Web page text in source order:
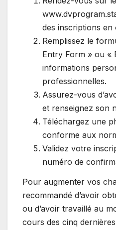
des inscriptions en
Remplissez le
Entry Form » ou «
informations
professionnelles.
Assurez-vous
et renseignez son
Téléchargez une
conforme aux
Validez votre
numéro de
Pour augmenter vos
recommandé d’avoir
ou d’avoir travaillé au
cours des cinq